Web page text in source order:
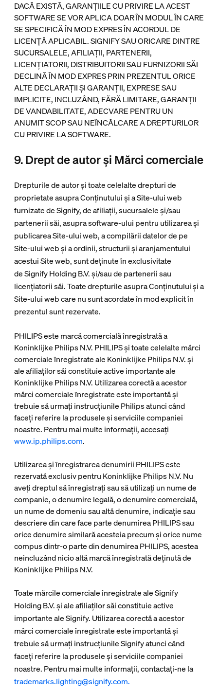
DACĂ EXISTĂ, GARANȚIILE CU PRIVIRE LA ACEST
SOFTWARE SE VOR APLICA DOAR ÎN MODUL ÎN CARE
SE SPECIFICĂ ÎN MOD EXPRES ÎN ACORDUL DE
LICENȚĂ APLICABIL. SIGNIFY SAU ORICARE DINTRE
SUCURSALELE, AFILIAȚII, PARTENERII,
LICENȚIATORII, DISTRIBUITORII SAU FURNIZORII SĂI
DECLINĂ ÎN MOD EXPRES PRIN PREZENTUL ORICE
ALTE DECLARAȚII ȘI GARANȚII, EXPRESE SAU
IMPLICITE, INCLUZÂND, FĂRĂ LIMITARE, GARANȚII
DE VANDABILITATE, ADECVARE PENTRU UN
ANUMIT SCOP SAU NEÎNCĂLCARE A DREPTURILOR
CU PRIVIRE LA SOFTWARE.
9. Drept de autor și Mărci comerciale
Drepturile de autor și toate celelalte drepturi de
proprietate asupra Conținutului și a Site-ului web
furnizate de Signify, de afiliații, sucursalele și/sau
partenerii săi, asupra software-ului pentru utilizarea și
publicarea Site-ului web, a compilării datelor de pe
Site-ului web și a ordinii, structurii și aranjamentului
acestui Site web, sunt deținute în exclusivitate
de Signify Holding B.V. și/sau de partenerii sau
licențiatorii săi. Toate drepturile asupra Conținutului și a
Site-ului web care nu sunt acordate în mod explicit în
prezentul sunt rezervate.
PHILIPS este marcă comercială înregistrată a
Koninklijke Philips N.V. PHILIPS și toate celelalte mărci
comerciale înregistrate ale Koninklijke Philips N.V. și
ale afiliaților săi constituie active importante ale
Koninklijke Philips N.V. Utilizarea corectă a acestor
mărci comerciale înregistrate este importantă și
trebuie să urmați instrucțiunile Philips atunci când
faceți referire la produsele și serviciile companiei
noastre. Pentru mai multe informaţii, accesați
www.ip.philips.com.
Utilizarea și înregistrarea denumirii PHILIPS este
rezervată exclusiv pentru Koninklijke Philips N.V. Nu
aveți dreptul să înregistrați sau să utilizați un nume de
companie, o denumire legală, o denumire comercială,
un nume de domeniu sau altă denumire, indicație sau
descriere din care face parte denumirea PHILIPS sau
orice denumire similară acesteia precum și orice nume
compus dintr-o parte din denumirea PHILIPS, acestea
neincluzând nicio altă marcă înregistrată deținută de
Koninklijke Philips N.V.
Toate mărcile comerciale înregistrate ale Signify
Holding B.V. și ale afiliaților săi constituie active
importante ale Signify. Utilizarea corectă a acestor
mărci comerciale înregistrate este importantă și
trebuie să urmați instrucțiunile Signify atunci când
faceți referire la produsele și serviciile companiei
noastre. Pentru mai multe informații, contactați-ne la
trademarks.lighting@signify.com.